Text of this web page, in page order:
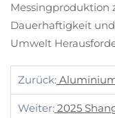
Messingproduktion
Dauerhaftigkeit
Umwelt
Zurück: Aluminium-
Weiter: 2025 Shanghai CNEC